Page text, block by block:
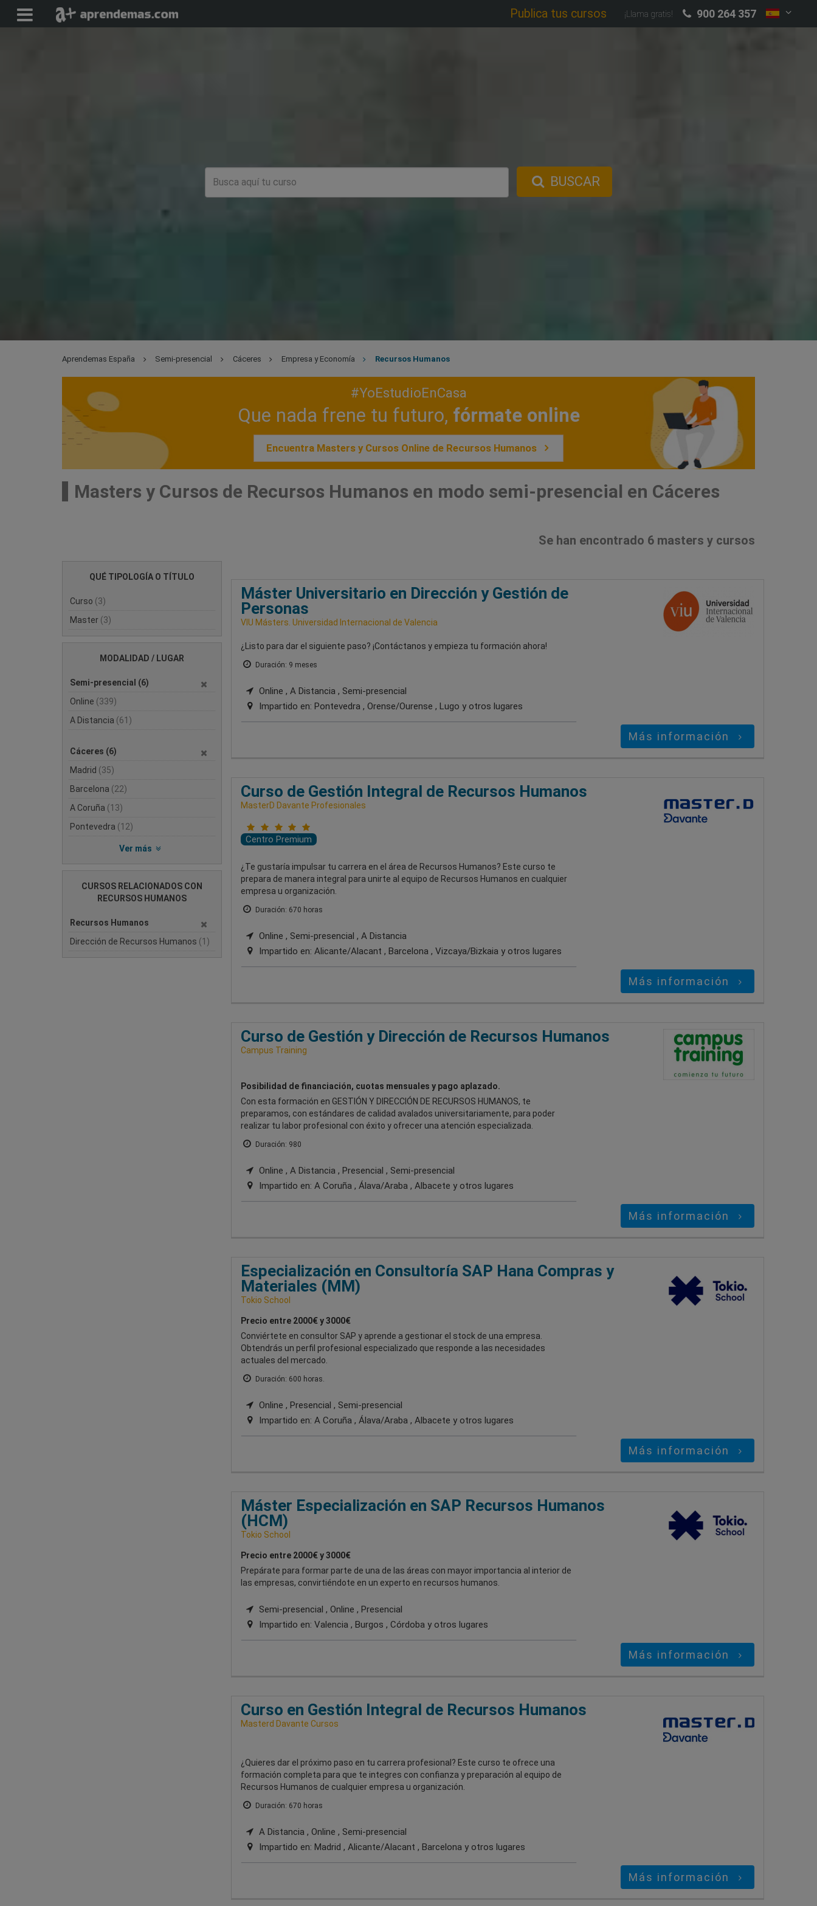
Publica tus cursos ¡Llama gratis! 900 264 357
BUSCAR
Aprendemas España Semi-presencial Cáceres Empresa y Economía Recursos Humanos
#YoEstudioEnCasa
Que nada frene tu futuro, fórmate online
Encuentra Masters y Cursos Online de Recursos Humanos
Masters y Cursos de Recursos Humanos en modo semi-presencial en Cáceres
Se han encontrado 6 masters y cursos
QUÉ TIPOLOGÍA O TÍTULO
Curso (3)
Master (3)
MODALIDAD / LUGAR
Semi-presencial (6)
Online (339)
A Distancia (61)
Cáceres (6)
Madrid (35)
Barcelona (22)
A Coruña (13)
Pontevedra (12)
Ver más
CURSOS RELACIONADOS CON
RECURSOS HUMANOS
Recursos Humanos
Dirección de Recursos Humanos (1)
Máster Universitario en Dirección y Gestión de
Personas
VIU Másters. Universidad Internacional de Valencia
¿Listo para dar el siguiente paso? ¡Contáctanos y empieza tu formación ahora!
Duración: 9 meses
Online , A Distancia , Semi-presencial
Impartido en: Pontevedra , Orense/Ourense , Lugo y otros lugares
Más información
Curso de Gestión Integral de Recursos Humanos
MasterD Davante Profesionales
Centro Premium
¿Te gustaría impulsar tu carrera en el área de Recursos Humanos? Este curso te
prepara de manera integral para unirte al equipo de Recursos Humanos en cualquier
empresa u organización.
Duración: 670 horas
Online , Semi-presencial , A Distancia
Impartido en: Alicante/Alacant , Barcelona , Vizcaya/Bizkaia y otros lugares
Más información
Curso de Gestión y Dirección de Recursos Humanos
Campus Training
Posibilidad de financiación, cuotas mensuales y pago aplazado.
Con esta formación en GESTIÓN Y DIRECCIÓN DE RECURSOS HUMANOS, te
preparamos, con estándares de calidad avalados universitariamente, para poder
realizar tu labor profesional con éxito y ofrecer una atención especializada.
Duración: 980
Online , A Distancia , Presencial , Semi-presencial
Impartido en: A Coruña , Álava/Araba , Albacete y otros lugares
Más información
Especialización en Consultoría SAP Hana Compras y
Materiales (MM)
Tokio School
Precio entre 2000€ y 3000€
Conviértete en consultor SAP y aprende a gestionar el stock de una empresa.
Obtendrás un perfil profesional especializado que responde a las necesidades
actuales del mercado.
Duración: 600 horas.
Online , Presencial , Semi-presencial
Impartido en: A Coruña , Álava/Araba , Albacete y otros lugares
Más información
Máster Especialización en SAP Recursos Humanos
(HCM)
Tokio School
Precio entre 2000€ y 3000€
Prepárate para formar parte de una de las áreas con mayor importancia al interior de
las empresas, convirtiéndote en un experto en recursos humanos.
Semi-presencial , Online , Presencial
Impartido en: Valencia , Burgos , Córdoba y otros lugares
Más información
Curso en Gestión Integral de Recursos Humanos
Masterd Davante Cursos
¿Quieres dar el próximo paso en tu carrera profesional? Este curso te ofrece una
formación completa para que te integres con confianza y preparación al equipo de
Recursos Humanos de cualquier empresa u organización.
Duración: 670 horas
A Distancia , Online , Semi-presencial
Impartido en: Madrid , Alicante/Alacant , Barcelona y otros lugares
Más información